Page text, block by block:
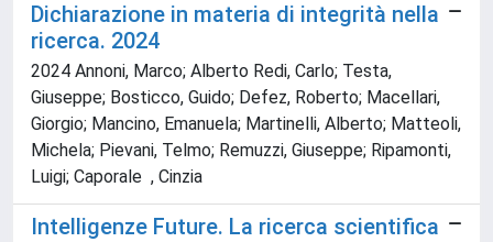
Dichiarazione in materia di integrità nella
ricerca. 2024
2024 Annoni, Marco; Alberto Redi, Carlo; Testa,
Giuseppe; Bosticco, Guido; Defez, Roberto; Macellari,
Giorgio; Mancino, Emanuela; Martinelli, Alberto; Matteoli,
Michela; Pievani, Telmo; Remuzzi, Giuseppe; Ripamonti,
Luigi; Caporale , Cinzia
Intelligenze Future. La ricerca scientifica